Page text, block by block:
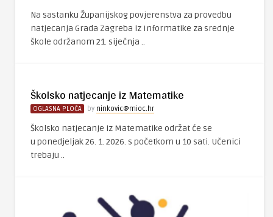
Na sastanku Županijskog povjerenstva za provedbu
natjecanja Grada Zagreba iz Informatike za srednje
škole održanom 21. siječnja ..
Školsko natjecanje iz Matematike
OGLASNA PLOČA by ninkovic@mioc.hr
Školsko natjecanje iz Matematike održat će se
u ponedjeljak 26. 1. 2026. s početkom u 10 sati. Učenici
trebaju ..